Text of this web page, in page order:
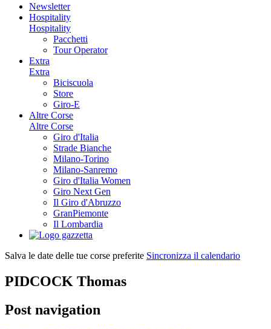
Newsletter
Hospitality
Hospitality
Pacchetti
Tour Operator
Extra
Extra
Biciscuola
Store
Giro-E
Altre Corse
Altre Corse
Giro d'Italia
Strade Bianche
Milano-Torino
Milano-Sanremo
Giro d'Italia Women
Giro Next Gen
Il Giro d'Abruzzo
GranPiemonte
Il Lombardia
Salva le date delle tue corse preferite Sincronizza il calendario
PIDCOCK Thomas
Post navigation